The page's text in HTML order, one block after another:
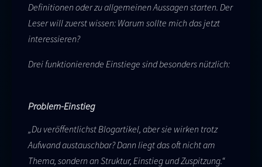
Definitionen oder zu allgemeinen Aussagen starten. Der
Leser will zuerst wissen: Warum sollte mich das jetzt
interessieren?
Drei funktionierende Einstiege sind besonders nützlich:
Problem-Einstieg
„Du veröffentlichst Blogartikel, aber sie wirken trotz
Aufwand austauschbar? Dann liegt das oft nicht am
Thema, sondern an Struktur, Einstieg und Zuspitzung.“